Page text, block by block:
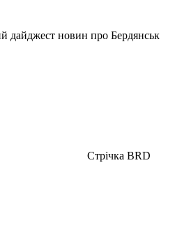
дайджест новин про Бердянськ
Стрічка BRD